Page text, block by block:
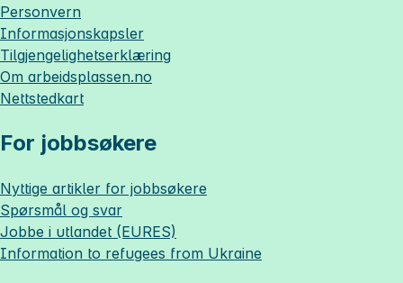
Personvern
Informasjonskapsler
Tilgjengelighetserklæring
Om arbeidsplassen.no
Nettstedkart
For jobbsøkere
Nyttige artikler for jobbsøkere
Spørsmål og svar
Jobbe i utlandet (EURES)
Information to refugees from Ukraine